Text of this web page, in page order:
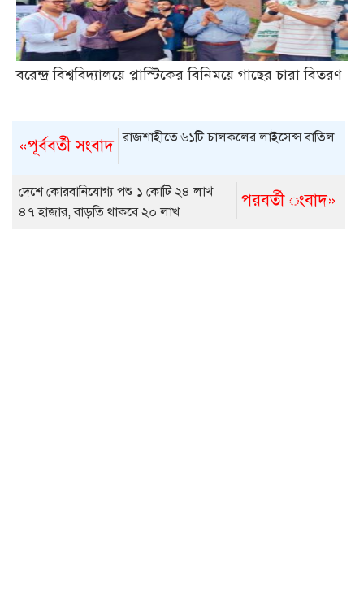
বরেন্দ্র বিশ্ববিদ্যালয়ে প্লাস্টিকের বিনিময়ে গাছের চারা বিতরণ
«পূর্ববর্তী সংবাদ রাজশাহীতে ৬১টি চালকলের লাইসেন্স বাতিল
পরবর্তী ংবাদ»
দেশে কোরবানিযোগ্য পশু ১ কোটি ২৪ লাখ
৪৭ হাজার, বাড়তি থাকবে ২০ লাখ